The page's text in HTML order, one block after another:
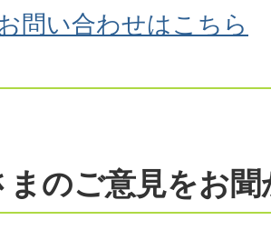
問い合わせはこちら
まのご意見をお